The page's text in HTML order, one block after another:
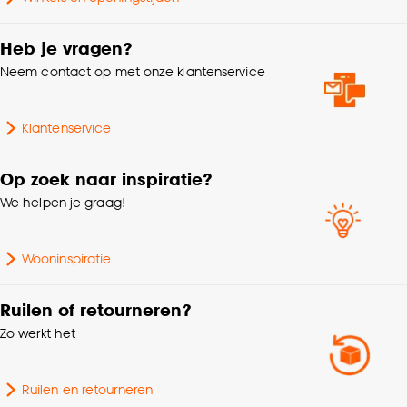
cookieverklaring
Geschikt voor binnen
Binnen en buiten
Vorm
Breedte
Samenstelling 100% POLYPROPYLEEN
Heb je vragen?
Neem contact op met onze klantenservice
Klantenservice
Op zoek naar inspiratie?
We helpen je graag!
Wooninspiratie
Ruilen of retourneren?
Zo werkt het
Ruilen en retourneren